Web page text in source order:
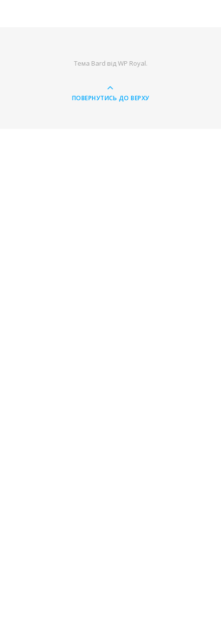
Тема Bard відWP Royal.
ПОВЕРНУТИСЬ ДО ВЕРХУ